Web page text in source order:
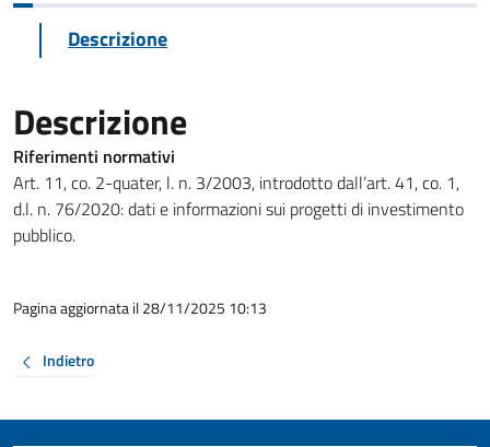
Descrizione
Descrizione
Riferimenti normativi
Art. 11, co. 2-quater, l. n. 3/2003, introdotto dall’art. 41, co. 1,
d.l. n. 76/2020: dati e informazioni sui progetti di investimento
pubblico.
Pagina aggiornata il 28/11/2025 10:13
Indietro